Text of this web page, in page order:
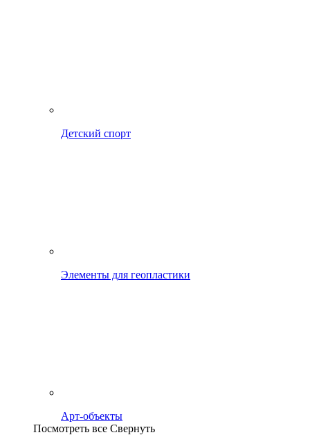
Детский спорт
Элементы для геопластики
Арт-объекты
Посмотреть все Свернуть